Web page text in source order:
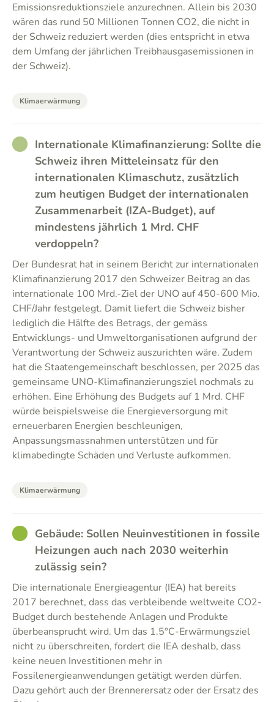
Emissionsreduktionsziele anzurechnen. Allein bis 2030
wären das rund 50 Millionen Tonnen CO2, die nicht in
der Schweiz reduziert werden (dies entspricht in etwa
dem Umfang der jährlichen Treibhausgasemissionen in
der Schweiz).
Klimaerwärmung
RATHER_GOOD
Internationale Klimafinanzierung: Sollte die
Schweiz ihren Mitteleinsatz für den
internationalen Klimaschutz, zusätzlich
zum heutigen Budget der internationalen
Zusammenarbeit (IZA-Budget), auf
mindestens jährlich 1 Mrd. CHF
verdoppeln?
Der Bundesrat hat in seinem Bericht zur internationalen
Klimafinanzierung 2017 den Schweizer Beitrag an das
internationale 100 Mrd.-Ziel der UNO auf 450-600 Mio.
CHF/Jahr festgelegt. Damit liefert die Schweiz bisher
lediglich die Hälfte des Betrags, der gemäss
Entwicklungs- und Umweltorganisationen aufgrund der
Verantwortung der Schweiz auszurichten wäre. Zudem
hat die Staatengemeinschaft beschlossen, per 2025 das
gemeinsame UNO-Klimafinanzierungsziel nochmals zu
erhöhen. Eine Erhöhung des Budgets auf 1 Mrd. CHF
würde beispielsweise die Energieversorgung mit
erneuerbaren Energien beschleunigen,
Anpassungsmassnahmen unterstützen und für
klimabedingte Schäden und Verluste aufkommen.
Klimaerwärmung
GOODGebäude: Sollen Neuinvestitionen in fossile
Heizungen auch nach 2030 weiterhin
zulässig sein?
Die internationale Energieagentur (IEA) hat bereits
2017 berechnet, dass das verbleibende weltweite CO2-
Budget durch bestehende Anlagen und Produkte
überbeansprucht wird. Um das 1.5°C-Erwärmungsziel
nicht zu überschreiten, fordert die IEA deshalb, dass
keine neuen Investitionen mehr in
Fossilenergieanwendungen getätigt werden dürfen.
Dazu gehört auch der Brennerersatz oder der Ersatz des